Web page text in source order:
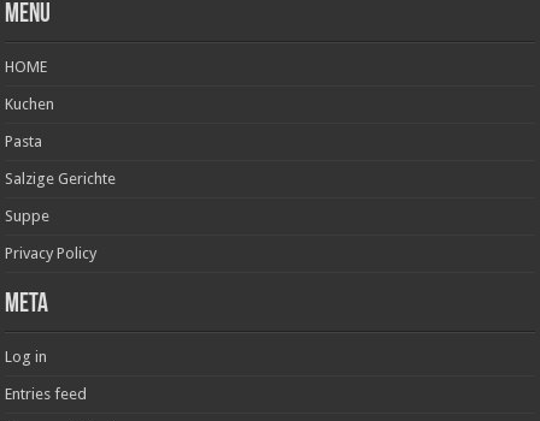
Menu
HOME
Kuchen
Pasta
Salzige Gerichte
Suppe
Privacy Policy
Meta
Log in
Entries feed